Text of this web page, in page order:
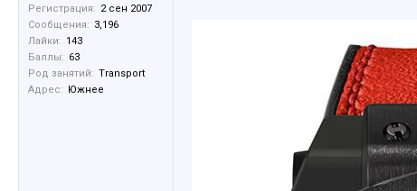
Регистрация: 2 сен 2007
Сообщения: 3,196
Лайки: 143
Баллы: 63
Род занятий: Transport
Адрес: Южнее